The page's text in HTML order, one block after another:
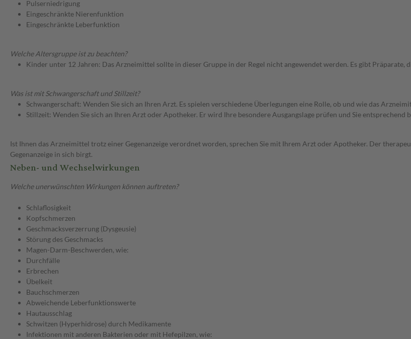
Pulserniedrigung
Eingeschränkte Nierenfunktion
Eingeschränkte Leberfunktion
Welche Altersgruppe ist zu beachten?
Kinder unter 12 Jahren: Das Arzneimittel sollte in dieser Gruppe in der Regel nicht angewendet werden. Es gibt
Was ist mit Schwangerschaft und Stillzeit?
Schwangerschaft: Wenden Sie sich an Ihren Arzt. Es spielen verschiedene Überlegungen eine Rolle, ob und wie das
Stillzeit: Wenden Sie sich an Ihren Arzt oder Apotheker. Er wird Ihre besondere Ausgangslage prüfen und Sie
Ist Ihnen das Arzneimittel trotz einer Gegenanzeige verordnet worden, sprechen Sie mit Ihrem Arzt oder Apotheker. Der
Gegenanzeige in sich birgt.
Neben- und Wechselwirkungen
Welche unerwünschten Wirkungen können auftreten?
Schlaflosigkeit
Kopfschmerzen
Geschmacksverzerrung (Dysgeusie)
Störung des Geschmacks
Magen-Darm-Beschwerden, wie:
Durchfälle
Erbrechen
Übelkeit
Bauchschmerzen
Abweichende Leberfunktionswerte
Hautausschlag
Schwitzen (Hyperhidrose) durch Medikamente
Infektionen mit anderen Bakterien oder mit Hefepilzen, wie: